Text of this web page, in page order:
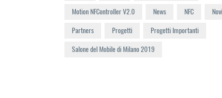
Motion NFController V2.0
News NFC
Partners
Progetti
Progetti Importanti
Salone del Mobile di Milano 2019